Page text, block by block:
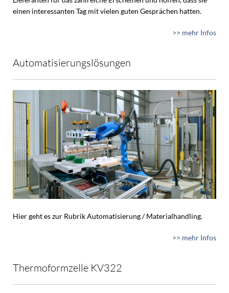
einen interessanten Tag mit vielen guten Gesprächen hatten.
>> mehr Infos
Automatisierungslösungen
Hier geht es zur Rubrik Automatisierung / Materialhandling.
>> mehr Infos
Thermoformzelle KV322